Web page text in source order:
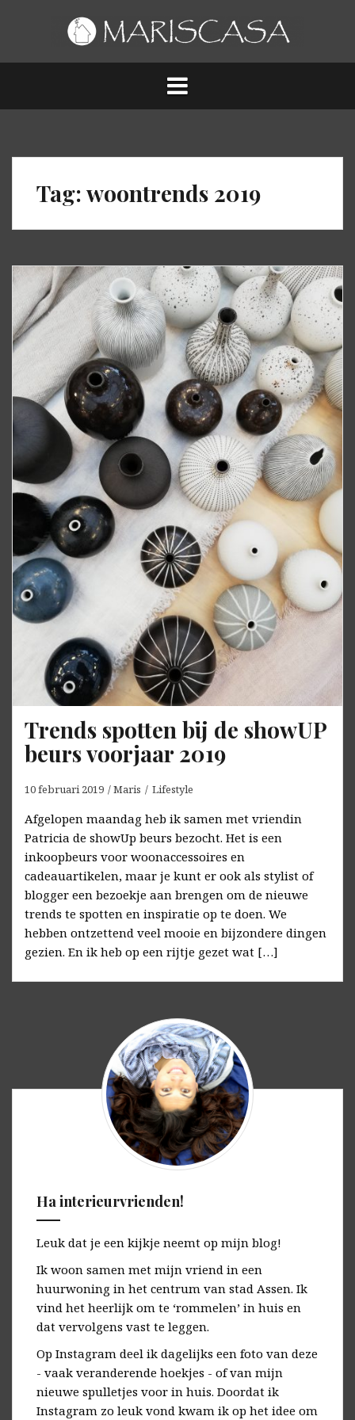
Tag:woontrends 2019
Trends spotten bij de showUP
beurs voorjaar 2019
10 februari 2019 Maris Lifestyle
Afgelopen maandag heb ik samen met vriendin
Patricia de showUp beurs bezocht. Het is een
inkoopbeurs voor woonaccessoires en
cadeauartikelen, maar je kunt er ook als stylist of
blogger een bezoekje aan brengen om de nieuwe
trends te spotten en inspiratie op te doen. We
hebben ontzettend veel mooie en bijzondere dingen
gezien. En ik heb op een rijtje gezet wat […]
Ha interieurvrienden!
Leuk dat je een kijkje neemt op mijn blog!
Ik woon samen met mijn vriend in een
huurwoning in het centrum van stad Assen. Ik
vind het heerlijk om te ‘rommelen’ in huis en
dat vervolgens vast te leggen.
Op Instagram deel ik dagelijks een foto van deze
- vaak veranderende hoekjes - of van mijn
nieuwe spulletjes voor in huis. Doordat ik
Instagram zo leuk vond kwam ik op het idee om